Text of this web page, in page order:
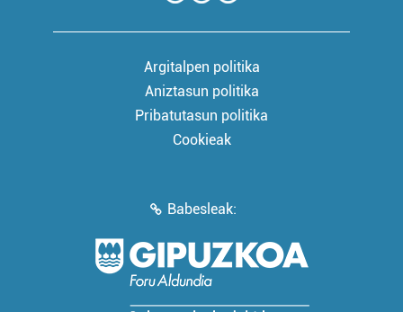
Argitalpen politika
Aniztasun politika
Pribatutasun politika
Cookieak
Babesleak: